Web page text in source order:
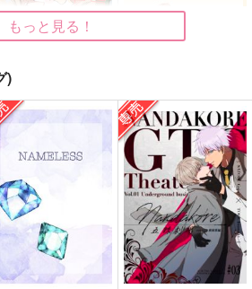
だちルール
方。
円
骨憂太×狗巻棘
サンプル
作品詳細
canvas（トレペ巻
き）
Sophia
1,540円（税込）
狗巻棘
サンプル
作品詳細
もっと見る！
)